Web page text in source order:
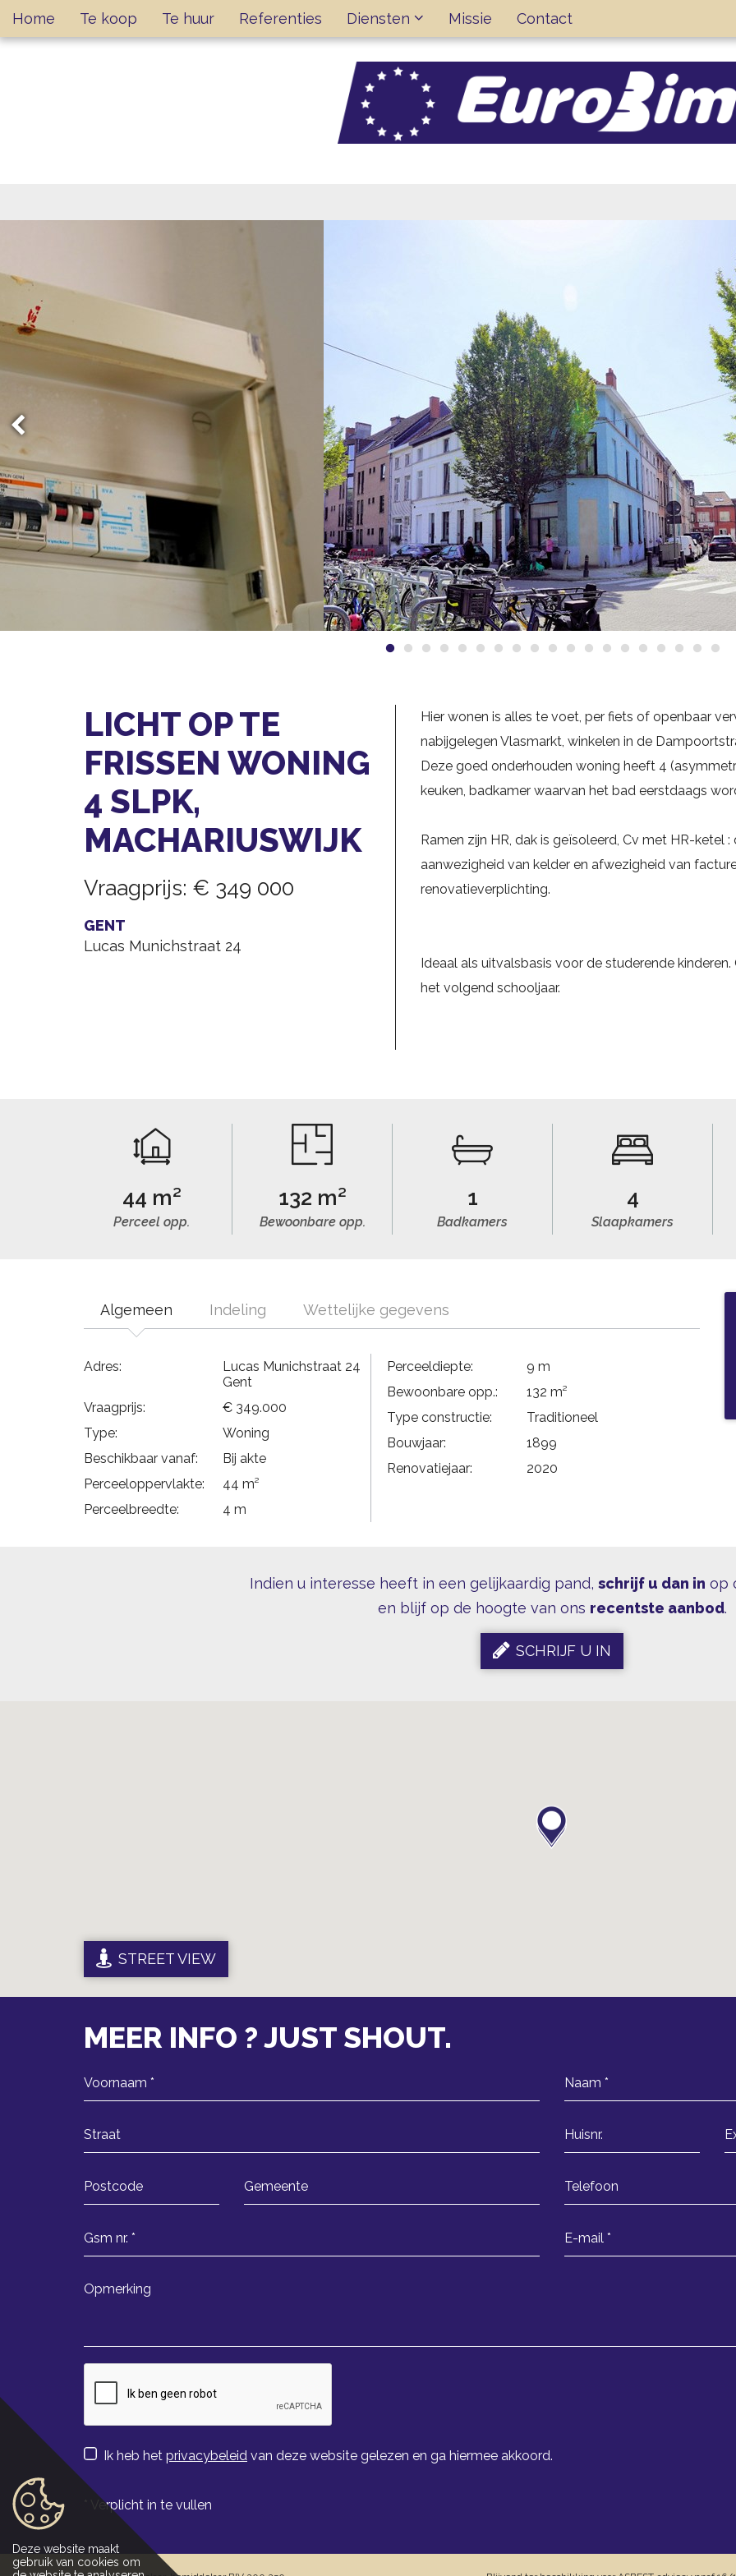
Home Te koop Te huur Referenties Diensten Missie Contact
LICHT OP TE
FRISSEN WONING
4 SLPK,
MACHARIUSWIJK
Vraagprijs: € 349 000
GENT
Lucas Munichstraat 24
Hier wonen is alles te voet, per fiets of openbaar
nabijgelegen Vlasmarkt, winkelen in de
Deze goed onderhouden woning heeft 4
keuken, badkamer waarvan het bad eerstdaags
Ramen zijn HR, dak is geïsoleerd, Cv met HR-ketel
aanwezigheid van kelder en afwezigheid van
renovatieverplichting.
Ideaal als uitvalsbasis voor de studerende
het volgend schooljaar.
44 m²
Perceel opp.
132 m²
Bewoonbare opp.
1
Badkamers
4
Slaapkamers
Algemeen Indeling Wettelijke gegevens
Adres:
Lucas Munichstraat 24
Gent
Vraagprijs:
€ 349.000
Type:
Woning
Beschikbaar vanaf:
Bij akte
Perceeloppervlakte:
44 m²
Perceelbreedte:
4 m
Perceeldiepte:
9 m
Bewoonbare opp.:
132 m²
Type constructie:
Traditioneel
Bouwjaar:
1899
Renovatiejaar:
2020
Indien u interesse heeft in een gelijkaardig pand, schrijf u dan in op
en blijf op de hoogte van ons recentste aanbod.
SCHRIJF U IN
STREET VIEW
MEER INFO ? JUST SHOUT.
Ik heb het privacybeleid van deze website gelezen en ga hiermee akkoord.
Verplicht in te vullen
Deze website maakt
gebruik van cookies om